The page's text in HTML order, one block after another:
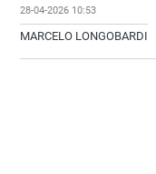
28-04-2026 10:53
MARCELO LONGOBARDI